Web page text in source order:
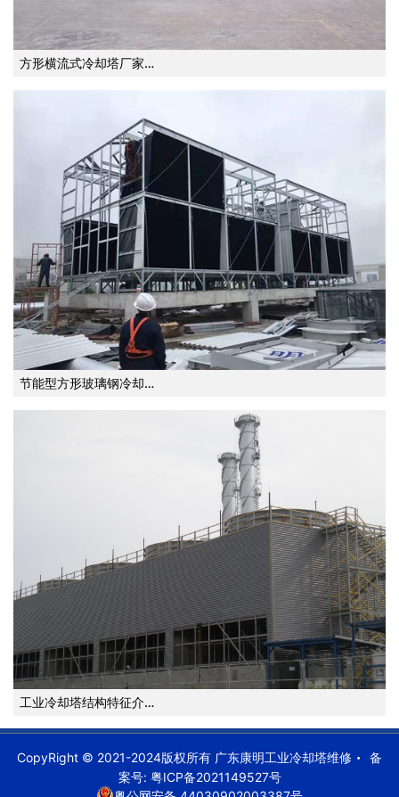
方形横流式冷却塔厂家…
节能型方形玻璃钢冷却…
工业冷却塔结构特征介…
CopyRight © 2021-2024版权所有 广东康明工业冷却塔维修
备
案号: 粤ICP备2021149527号